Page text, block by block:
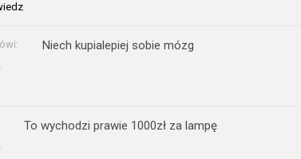
Niech kupialepiej sobie mózg
To wychodzi prawie 1000zł za lampę